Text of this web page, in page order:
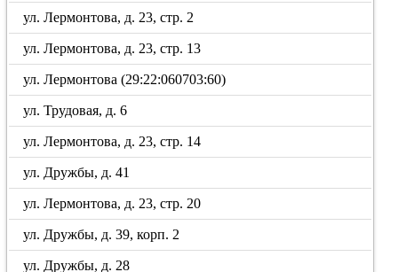
ул. Лермонтова, д. 23, стр. 2
ул. Лермонтова, д. 23, стр. 13
ул. Лермонтова (29:22:060703:60)
ул. Трудовая, д. 6
ул. Лермонтова, д. 23, стр. 14
ул. Дружбы, д. 41
ул. Лермонтова, д. 23, стр. 20
ул. Дружбы, д. 39, корп. 2
ул. Дружбы, д. 28